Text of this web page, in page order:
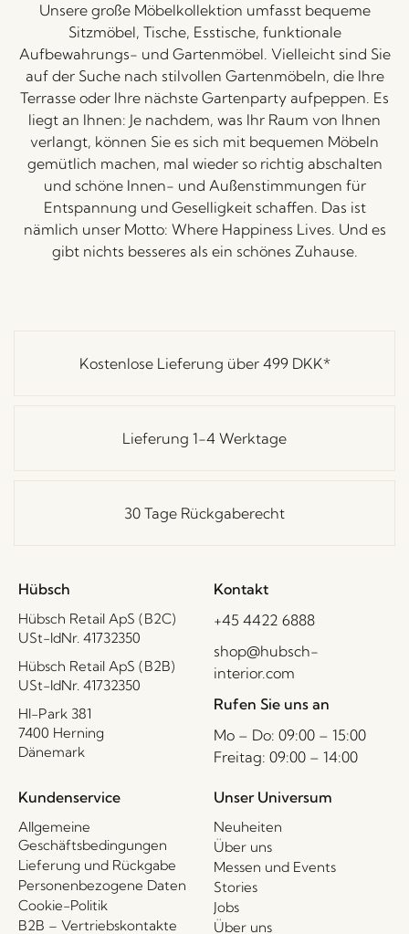
Unsere große Möbelkollektion umfasst bequeme
Sitzmöbel, Tische, Esstische, funktionale
Aufbewahrungs- und Gartenmöbel. Vielleicht sind Sie
auf der Suche nach stilvollen Gartenmöbeln, die Ihre
Terrasse oder Ihre nächste Gartenparty aufpeppen. Es
liegt an Ihnen: Je nachdem, was Ihr Raum von Ihnen
verlangt, können Sie es sich mit bequemen Möbeln
gemütlich machen, mal wieder so richtig abschalten
und schöne Innen- und Außenstimmungen für
Entspannung und Geselligkeit schaffen. Das ist
nämlich unser Motto: Where Happiness Lives. Und es
gibt nichts besseres als ein schönes Zuhause.
Kostenlose Lieferung über 499 DKK*
Lieferung 1-4 Werktage
30 Tage Rückgaberecht
Hübsch
Hübsch Retail ApS (B2C)
USt-IdNr. 41732350
Hübsch Retail ApS (B2B)
USt-IdNr. 41732350
HI-Park 381
7400 Herning
Dänemark
Kontakt
+45 4422 6888
shop@hubsch-
interior.com
Rufen Sie uns an
Mo – Do: 09:00 – 15:00
Freitag: 09:00 – 14:00
Kundenservice
Allgemeine
Geschäftsbedingungen
Lieferung und Rückgabe
Personenbezogene Daten
Cookie-Politik
B2B – Vertriebskontakte
Unser Universum
Neuheiten
Über uns
Messen und Events
Stories
Jobs
Über uns